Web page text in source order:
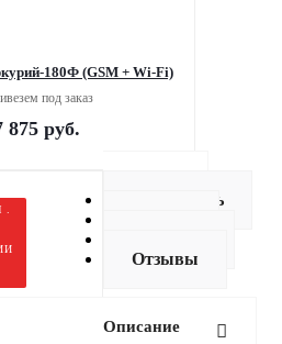
180Ф (GSM + Wi-Fi)
под заказ
875 руб.
Как купить
Отзывы
Описание